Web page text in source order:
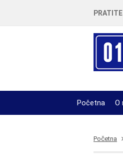
Početna O
Početna